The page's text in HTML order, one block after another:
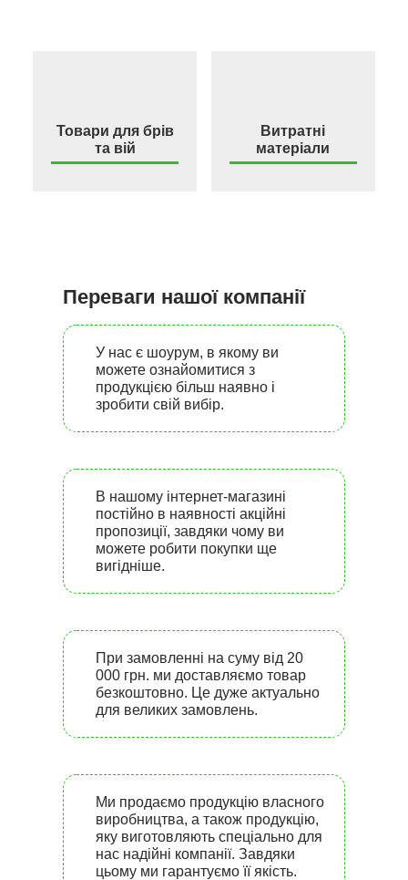
Товари для брів
та вій
Витратні
матеріали
Переваги нашої компанії
У нас є шоурум, в якому ви
можете ознайомитися з
продукцією більш наявно і
зробити свій вибір.
В нашому інтернет-магазині
постійно в наявності акційні
пропозиції, завдяки чому ви
можете робити покупки ще
вигідніше.
При замовленні на суму від 20
000 грн. ми доставляємо товар
безкоштовно. Це дуже актуально
для великих замовлень.
Ми продаємо продукцію власного
виробництва, а також продукцію,
яку виготовляють спеціально для
нас надійні компанії. Завдяки
цьому ми гарантуємо її якість.